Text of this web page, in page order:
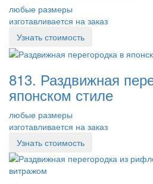
любые размеры
изготавливается на заказ
Узнать стоимость
813. Раздвижная
японском стиле
любые размеры
изготавливается на заказ
Узнать стоимость